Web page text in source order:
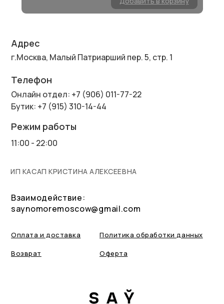
Оферта
Оплата и доставка
Возврат
Политика обработки данных
Взаимодействие:
saynomoremoscow@gmail.com
Адрес
г.Москва, Малый Патриарший пер. 5, стр. 1
Режим работы
11:00 - 22:00
Телефон
Онлайн отдел: +7 (906) 011-77-22
Бутик: +7 (915) 310-14-44
ИП КАСАП КРИСТИНА АЛЕКСЕЕВНА